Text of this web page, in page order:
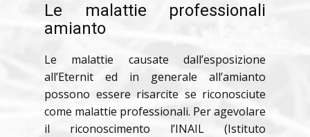
Le malattie professionali
amianto
Le malattie causate dall’esposizione
all’Eternit ed in generale all’amianto
possono essere risarcite se riconosciute
come malattie professionali. Per agevolare
il riconoscimento l’INAIL (Istituto